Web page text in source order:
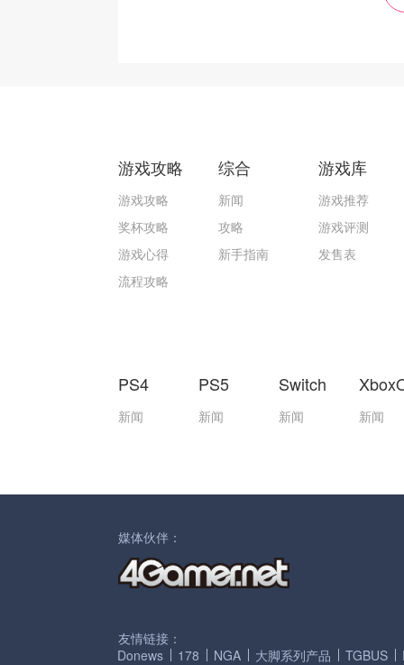
游戏攻略
游戏攻略
奖杯攻略
游戏心得
流程攻略
综合
新闻
攻略
新手指南
游戏库
游戏推荐
游戏评测
发售表
PS4
新闻
PS5
新闻
Switch
新闻 新闻
媒体伙伴：
友情链接：
Donews
178 NGA 大脚系列产品 TGBUS